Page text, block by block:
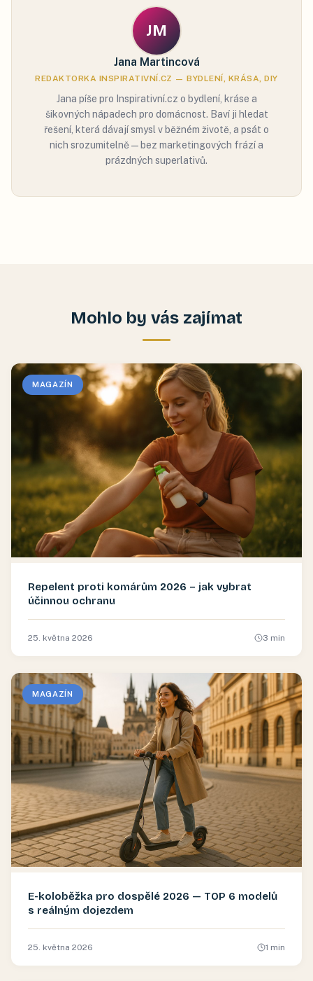
JM
Jana Martincová
REDAKTORKA INSPIRATIVNÍ.CZ — BYDLENÍ, KRÁSA, DIY
Jana píše pro Inspirativní.cz o bydlení, kráse a
šikovných nápadech pro domácnost. Baví ji hledat
řešení, která dávají smysl v běžném životě, a psát o
nich srozumitelně — bez marketingových frází a
prázdných superlativů.
Mohlo by vás zajímat
MAGAZÍN
Repelent proti komárům 2026 – jak vybrat
účinnou ochranu
25. května 2026 3 min
MAGAZÍN
E-koloběžka pro dospělé 2026 — TOP 6 modelů
s reálným dojezdem
25. května 2026 1 min